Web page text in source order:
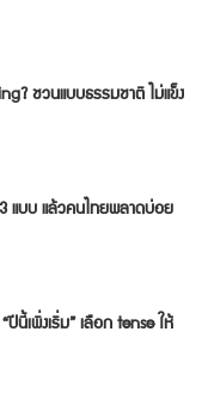
ชวนแบบธรรมชาติ ไม่แข็ง
แบบ แล้วคนไทยพลาดบ่อย
นี้เพิ่งเริ่ม” เลือก tense ให้